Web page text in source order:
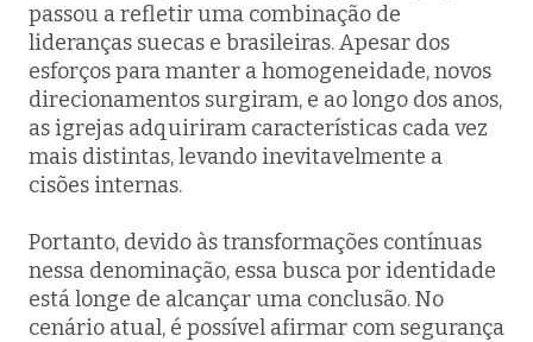
passou a refletir uma combinação de
lideranças suecas e brasileiras. Apesar dos
esforços para manter a homogeneidade, novos
direcionamentos surgiram, e ao longo dos anos,
as igrejas adquiriram características cada vez
mais distintas, levando inevitavelmente a
cisões internas.
Portanto, devido às transformações contínuas
nessa denominação, essa busca por identidade
está longe de alcançar uma conclusão. No
cenário atual, é possível afirmar com segurança